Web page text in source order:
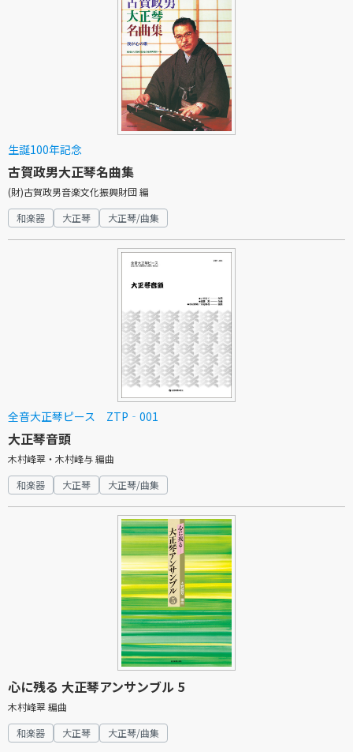
生誕100年記念
古賀政男大正琴名曲集
(財)古賀政男音楽文化振興財団 編
和楽器
大正琴 大正琴/曲集
全音大正琴ピース ZTP‐001
大正琴音頭
木村峰翠・木村峰与 編曲
和楽器
大正琴 大正琴/曲集
心に残る 大正琴アンサンブル 5
木村峰翠 編曲
和楽器
大正琴 大正琴/曲集